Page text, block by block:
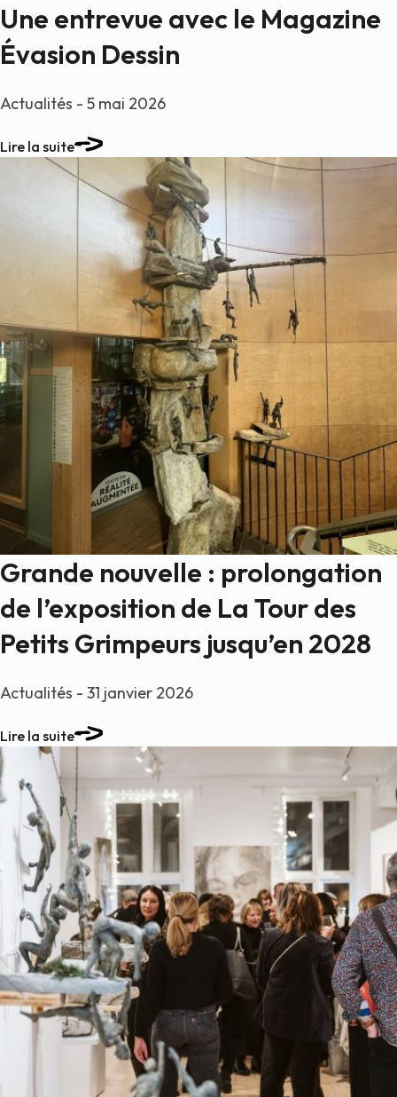
Une entrevue avec le Magazine
Évasion Dessin
Actualités - 5 mai 2026
Lire la suite
Grande nouvelle : prolongation
de l’exposition de La Tour des
Petits Grimpeurs jusqu’en 2028
Actualités - 31 janvier 2026
Lire la suite